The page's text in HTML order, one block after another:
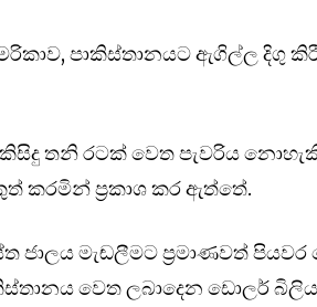
පාකිස්තානයට ඇගිල්ල දිගු
කිසිදු තනි රටක් වෙත පැවරිය
කරමින් ප්‍රකාශ කර ඇත්තේ.
ජාලය මැඬලීමට ප්‍රමාණවත්
වෙත ලබාදෙන ඩොලර්